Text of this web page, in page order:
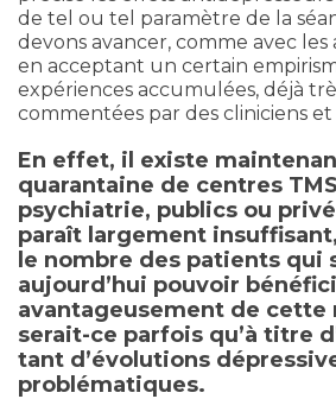
de tel ou tel paramètre de la
devons avancer, comme avec les
en acceptant un certain
expériences accumulées, déjà
commentées par des cliniciens et
En effet, il existe
quarantaine de centres
psychiatrie, publics ou
paraît largement
le nombre des patients qui
aujourd’hui pouvoir
avantageusement de cette
serait-ce parfois qu’à titre
tant d’évolutions
problématiques.